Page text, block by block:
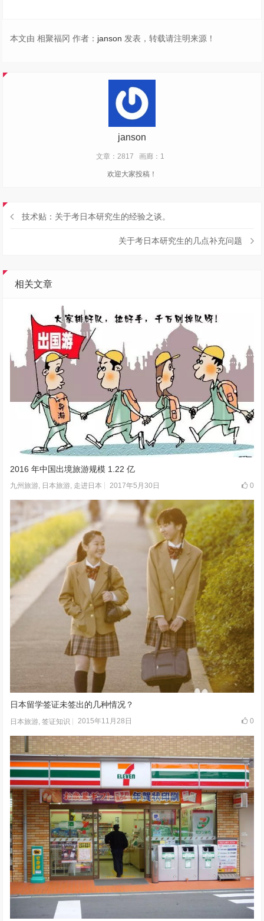
本文由 相聚福冈 作者： janson 发表，转载请注明来源！
janson
文章：2817 画廊：1
欢迎大家投稿！
技术贴：关于考日本研究生的经验之谈。
关于考日本研究生的几点补充问题
相关文章
2016 年中国出境旅游规模 1.22 亿
九州旅游, 日本旅游, 走进日本 2017年5月30日 0
日本留学签证未签出的几种情况？
日本旅游,签证知识 2015年11月28日 0